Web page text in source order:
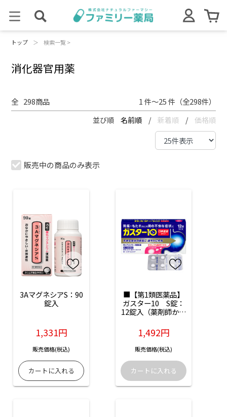
トップ ＞ 検索一覧 >
消化器官用薬
全 298商品 1 件～25 件（全298件）
並び順 名前順 / 新着順 / 価格順
販売中の商品のみ表示
3AマグネシアS：90
錠入
1,331円
販売価格(税込)
■【第1類医薬品】
ガスター10　S錠：
12錠入（薬剤師から
送となります）
1,492円
販売価格(税込)